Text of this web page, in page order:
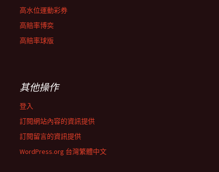
高水位運動彩券
高賠率博奕
高賠率球版
其他操作
登入
訂閱網站內容的資訊提供
訂閱留言的資訊提供
WordPress.org 台灣繁體中文